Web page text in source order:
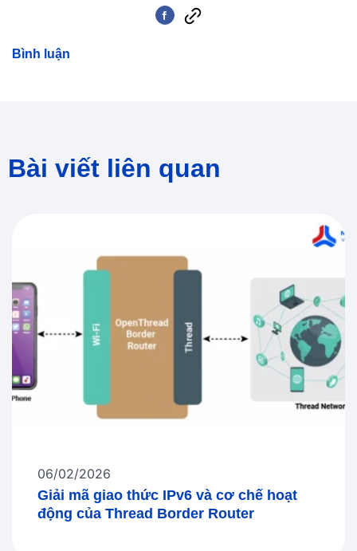
Bình luận
Bài viết liên quan
Giải mã giao thức IPv6 và cơ chế hoạt
động của Thread Border Router
06/02/2026